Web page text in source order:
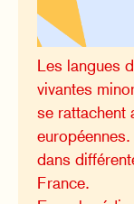
Les langues
vivantes
se rattachent
dans
France.